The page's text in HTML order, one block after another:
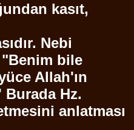
kasıt,
Nebi
bile
Allah'ın
Hz.
anlatması